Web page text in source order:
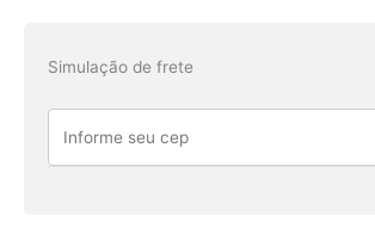
Refrigerador
UKF8001
Simulação de frete